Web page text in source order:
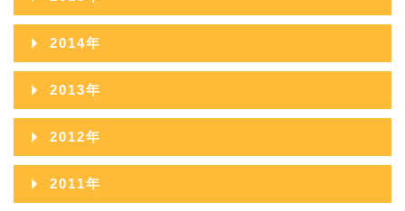
2024年01月
2023年02月
2023年01月
2022年03月
2022年02月
2022年01月
2021年05月
2021年03月
2021年02月
2021年01月
2020年06月
2020年05月
2020年03月
2020年02月
2019年07月
2019年06月
2019年05月
2019年03月
2018年09月
2018年08月
2018年07月
2018年06月
2018年05月
2017年10月
2017年09月
2017年08月
2017年07月
2017年06月
2017年05月
2016年11月
2016年10月
2016年09月
2016年08月
2016年07月
2015年12月
2015年11月
2015年10月
2015年09月
2015年08月
2014年
2014年12月
2014年11月
2014年10月
2014年09月
2013年
2013年12月
2013年11月
2013年10月
2012年
2012年12月
2011年